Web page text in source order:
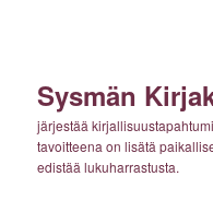
Sysmän
järjestää
tavoitteena on lisätä
edistää lukuharrastusta.